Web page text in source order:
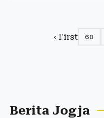
‹ First 60
Berita Jogja